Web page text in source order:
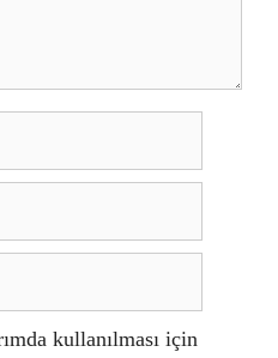
kullanılması için